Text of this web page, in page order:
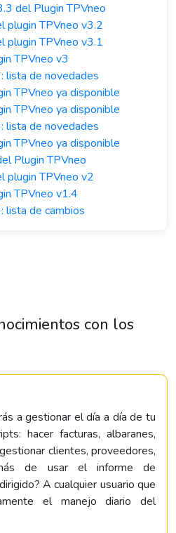
del Plugin TPVneo
plugin TPVneo v3.2
plugin TPVneo v3.1
TPVneo v3
lista de novedades
TPVneo ya disponible
TPVneo ya disponible
lista de novedades
TPVneo ya disponible
Plugin TPVneo
plugin TPVneo v2
TPVneo v1.4
lista de cambios
con los
a gestionar el día a día de tu
hacer facturas, albaranes,
clientes, proveedores,
de usar el informe de
A cualquier usuario que
el manejo diario del